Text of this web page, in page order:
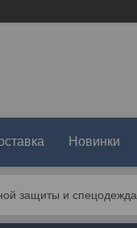
Новинки
защиты и спецодежда